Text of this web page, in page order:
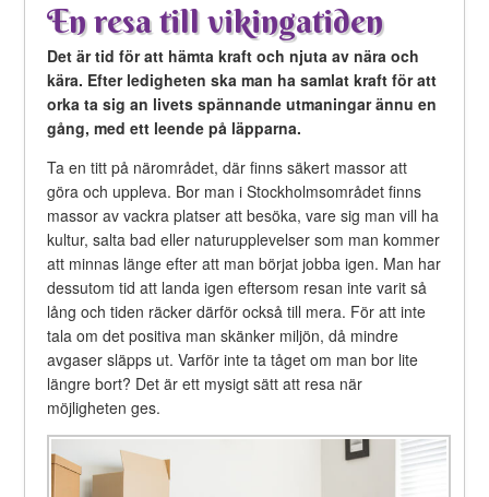
En resa till vikingatiden
Det är tid för att hämta kraft och njuta av nära och
kära. Efter ledigheten ska man ha samlat kraft för att
orka ta sig an livets spännande utmaningar ännu en
gång, med ett leende på läpparna.
Ta en titt på närområdet, där finns säkert massor att
göra och uppleva. Bor man i Stockholmsområdet finns
massor av vackra platser att besöka, vare sig man vill ha
kultur, salta bad eller naturupplevelser som man kommer
att minnas länge efter att man börjat jobba igen. Man har
dessutom tid att landa igen eftersom resan inte varit så
lång och tiden räcker därför också till mera. För att inte
tala om det positiva man skänker miljön, då mindre
avgaser släpps ut. Varför inte ta tåget om man bor lite
längre bort? Det är ett mysigt sätt att resa när
möjligheten ges.